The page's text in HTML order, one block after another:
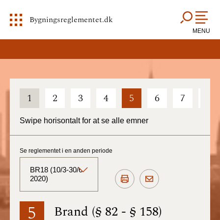
Bygningsreglementet.dk
MENU
1 2 3 4 5 6 7
Swipe horisontalt for at se alle emner
5 Brand (§ 82 - § 158)
Se reglementet i en anden periode
BR18 (10/3-30/6
2020)
BR18 (Aktuelt)